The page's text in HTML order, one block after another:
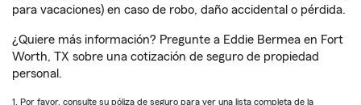
para vacaciones) en caso de robo, daño accidental o pérdida.
¿Quiere más información? Pregunte a Eddie Bermea en Fort
Worth, TX sobre una cotización de seguro de propiedad
personal.
1. Por favor, consulte su póliza de seguro para ver una lista completa de la